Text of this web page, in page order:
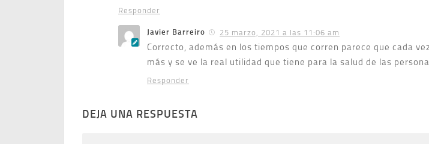
Responder
Javier Barreiro 25 marzo, 2021 a las 11:06 am
Correcto, además en los tiempos que corren parece que cada
más y se ve la real utilidad que tiene para la salud de las
Responder
DEJA UNA RESPUESTA